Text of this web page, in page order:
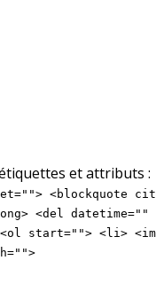
et attributs :
<blockquote
<del
start=""> <li>